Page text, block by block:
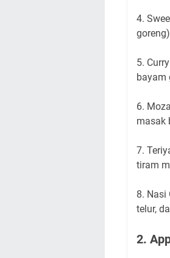
4.
goreng)
5.
bayam
6.
masak
7.
tiram
8. Nasi
telur,
2.